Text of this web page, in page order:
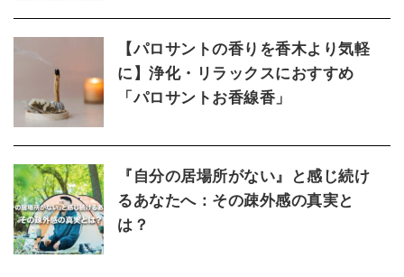
【パロサントの香りを香木より気軽
に】浄化・リラックスにおすすめ
「パロサントお香線香」
『自分の居場所がない』と感じ続け
るあなたへ：その疎外感の真実と
は？